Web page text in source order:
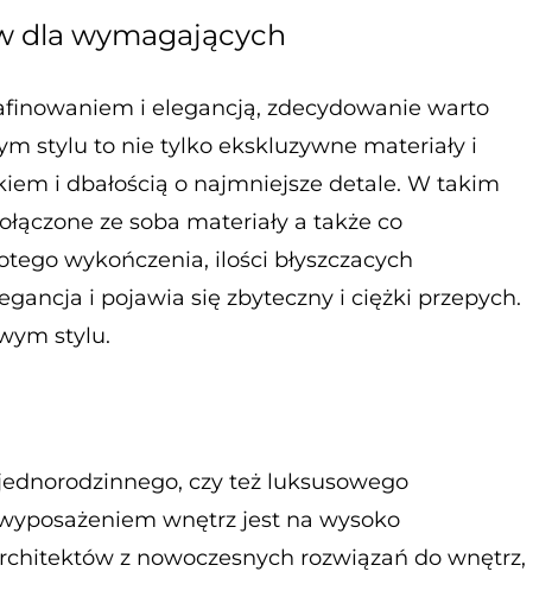
dla wymagających
i elegancją, zdecydowanie warto
stylu to nie tylko ekskluzywne materiały i
i dbałością o najmniejsze detale. W takim
ze soba materiały a także co
wykończenia, ilości błyszczacych
i pojawia się zbyteczny i ciężki przepych.
stylu.
czy też luksusowego
wnętrz jest na wysoko
z nowoczesnych rozwiązań do wnętrz,